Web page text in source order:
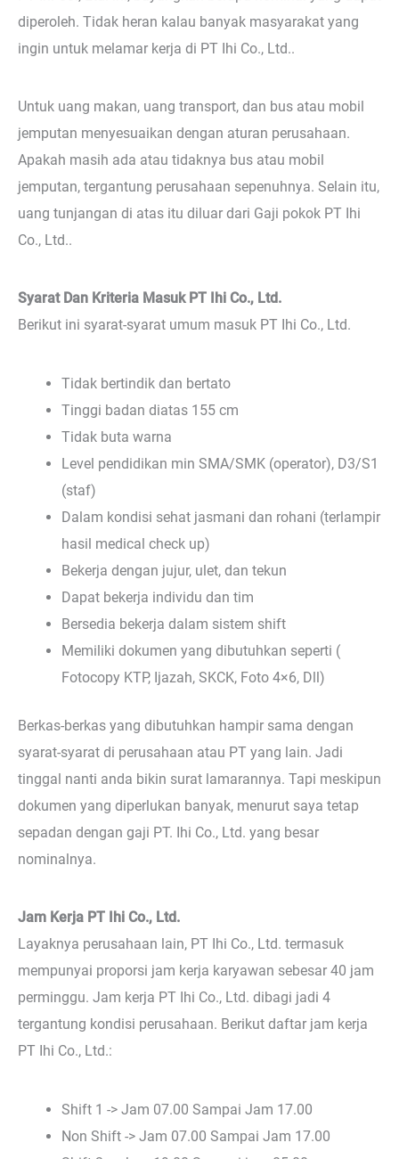
diperoleh. Tidak heran kalau banyak masyarakat yang
ingin untuk melamar kerja di PT Ihi Co., Ltd..
Untuk uang makan, uang transport, dan bus atau mobil
jemputan menyesuaikan dengan aturan perusahaan.
Apakah masih ada atau tidaknya bus atau mobil
jemputan, tergantung perusahaan sepenuhnya. Selain itu,
uang tunjangan di atas itu diluar dari Gaji pokok PT Ihi
Co., Ltd..
Syarat Dan Kriteria Masuk PT Ihi Co., Ltd.
Berikut ini syarat-syarat umum masuk PT Ihi Co., Ltd.
Tidak bertindik dan bertato
Tinggi badan diatas 155 cm
Tidak buta warna
Level pendidikan min SMA/SMK (operator), D3/S1
(staf)
Dalam kondisi sehat jasmani dan rohani (terlampir
hasil medical check up)
Bekerja dengan jujur, ulet, dan tekun
Dapat bekerja individu dan tim
Bersedia bekerja dalam sistem shift
Memiliki dokumen yang dibutuhkan seperti (
Fotocopy KTP, Ijazah, SKCK, Foto 4×6, Dll)
Berkas-berkas yang dibutuhkan hampir sama dengan
syarat-syarat di perusahaan atau PT yang lain. Jadi
tinggal nanti anda bikin surat lamarannya. Tapi meskipun
dokumen yang diperlukan banyak, menurut saya tetap
sepadan dengan gaji PT. Ihi Co., Ltd. yang besar
nominalnya.
Jam Kerja PT Ihi Co., Ltd.
Layaknya perusahaan lain, PT Ihi Co., Ltd. termasuk
mempunyai proporsi jam kerja karyawan sebesar 40 jam
perminggu. Jam kerja PT Ihi Co., Ltd. dibagi jadi 4
tergantung kondisi perusahaan. Berikut daftar jam kerja
PT Ihi Co., Ltd.:
Shift 1 -> Jam 07.00 Sampai Jam 17.00
Non Shift -> Jam 07.00 Sampai Jam 17.00